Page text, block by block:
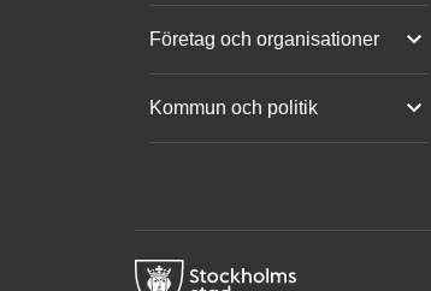
Företag och organisationer
Kommun och politik